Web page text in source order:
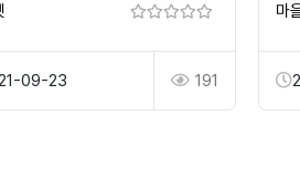
09-23 191
마